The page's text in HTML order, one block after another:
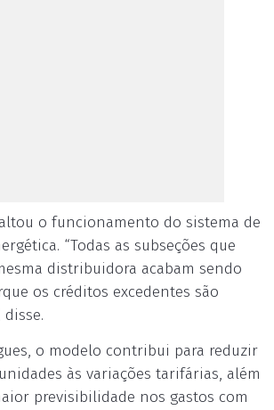
o funcionamento do sistema de
“Todas as subseções que
distribuidora acabam sendo
os créditos excedentes são
o modelo contribui para reduzir
às variações tarifárias, além
previsibilidade nos gastos com